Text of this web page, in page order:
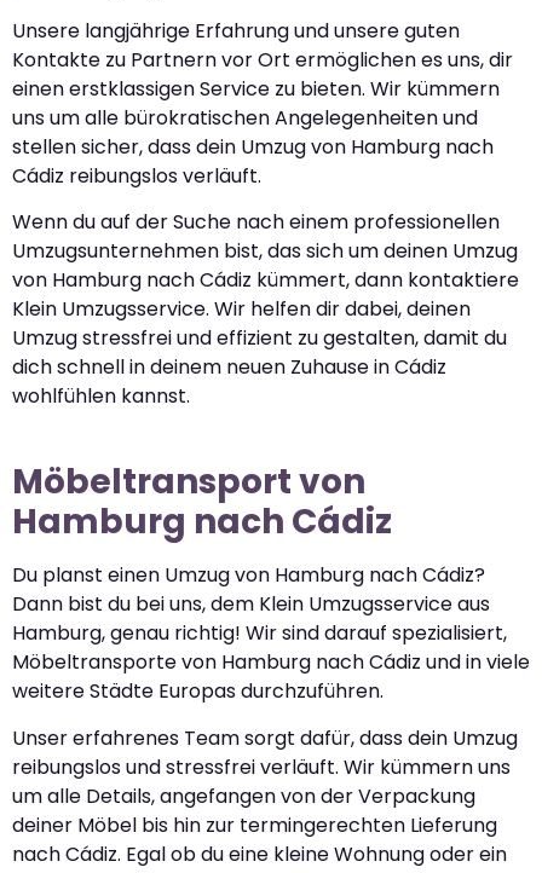
Unsere langjährige Erfahrung und unsere guten
Kontakte zu Partnern vor Ort ermöglichen es uns, dir
einen erstklassigen Service zu bieten. Wir kümmern
uns um alle bürokratischen Angelegenheiten und
stellen sicher, dass dein Umzug von Hamburg nach
Cádiz reibungslos verläuft.
Wenn du auf der Suche nach einem professionellen
Umzugsunternehmen bist, das sich um deinen Umzug
von Hamburg nach Cádiz kümmert, dann kontaktiere
Klein Umzugsservice. Wir helfen dir dabei, deinen
Umzug stressfrei und effizient zu gestalten, damit du
dich schnell in deinem neuen Zuhause in Cádiz
wohlfühlen kannst.
Möbeltransport von
Hamburg nach Cádiz
Du planst einen Umzug von Hamburg nach Cádiz?
Dann bist du bei uns, dem Klein Umzugsservice aus
Hamburg, genau richtig! Wir sind darauf spezialisiert,
Möbeltransporte von Hamburg nach Cádiz und in viele
weitere Städte Europas durchzuführen.
Unser erfahrenes Team sorgt dafür, dass dein Umzug
reibungslos und stressfrei verläuft. Wir kümmern uns
um alle Details, angefangen von der Verpackung
deiner Möbel bis hin zur termingerechten Lieferung
nach Cádiz. Egal ob du eine kleine Wohnung oder ein